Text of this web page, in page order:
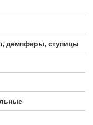
демпферы, ступицы